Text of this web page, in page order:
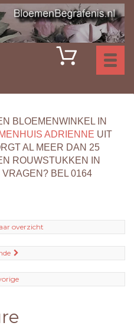
BLOEMENWINKEL IN
ADRIENNE UIT
AL MEER DAN 25
ROUWSTUKKEN IN
VRAGEN? BEL 0164
overzicht